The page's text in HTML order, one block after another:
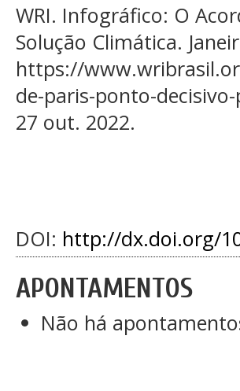
WRI. Infográfico: O
Solução Climática.
https://
de-paris-ponto-
27 out. 2022.
DOI: http://dx.doi.org/
APONTAMENTOS
Não há